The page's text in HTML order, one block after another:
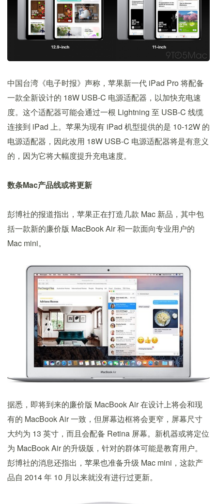
中国台湾《电子时报》声称，苹果新一代 iPad Pro 将配备
一款全新设计的 18W USB-C 电源适配器，以加快充电速
度。这个适配器可能会通过一根 Lightning 至 USB-C 线缆
连接到 iPad 上。苹果为现有 iPad 机型提供的是 10-12W 的
电源适配器，因此改用 18W USB-C 电源适配器将是有意义
的，因为它将大幅度提升充电速度。
数条Mac产品线或将更新
彭博社的报道指出，苹果正在打造几款 Mac 新品，其中包
括一款新的廉价版 MacBook Air 和一款面向专业用户的
Mac mini。
据悉，即将到来的廉价版 MacBook Air 在设计上将会和现
有的 MacBook Air 一致，但屏幕边框将会更窄，屏幕尺寸
大约为 13 英寸，而且会配备 Retina 屏幕。新机器或将定位
为 MacBook Air 的升级版，针对的群体可能是教育用户。
彭博社的消息还指出，苹果也准备升级 Mac mini，这款产
品自 2014 年 10 月以来就没有进行过更新。